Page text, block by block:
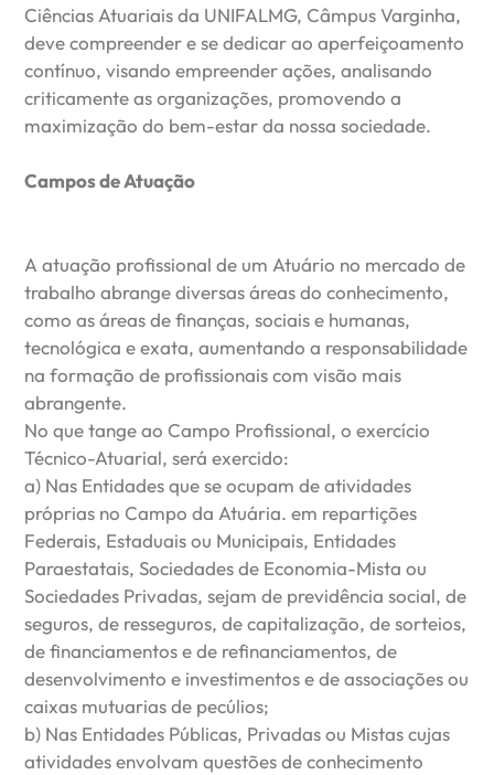
Ciências Atuariais da UNIFALMG, Câmpus Varginha,
deve compreender e se dedicar ao aperfeiçoamento
contínuo, visando empreender ações, analisando
criticamente as organizações, promovendo a
maximização do bem-estar da nossa sociedade.
Campos de Atuação
A atuação profissional de um Atuário no mercado de
trabalho abrange diversas áreas do conhecimento,
como as áreas de finanças, sociais e humanas,
tecnológica e exata, aumentando a responsabilidade
na formação de profissionais com visão mais
abrangente.
No que tange ao Campo Profissional, o exercício
Técnico-Atuarial, será exercido:
a) Nas Entidades que se ocupam de atividades
próprias no Campo da Atuária. em repartições
Federais, Estaduais ou Municipais, Entidades
Paraestatais, Sociedades de Economia-Mista ou
Sociedades Privadas, sejam de previdência social, de
seguros, de resseguros, de capitalização, de sorteios,
de financiamentos e de refinanciamentos, de
desenvolvimento e investimentos e de associações ou
caixas mutuarias de pecúlios;
b) Nas Entidades Públicas, Privadas ou Mistas cujas
atividades envolvam questões de conhecimento